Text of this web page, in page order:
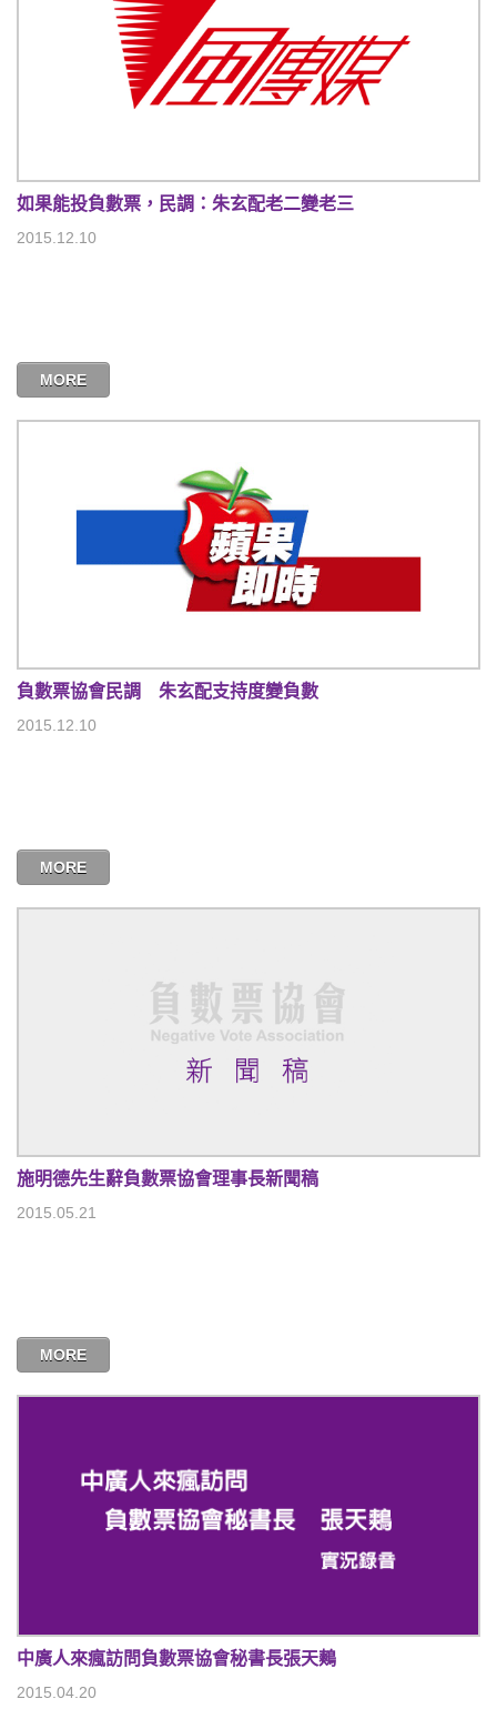
如果能投負數票，民調：朱玄配老二變老三
2015.12.10
MORE
負數票協會民調 朱玄配支持度變負數
2015.12.10
MORE
施明德先生辭負數票協會理事長新聞稿
2015.05.21
MORE
中廣人來瘋訪問負數票協會秘書長張天鷞
2015.04.20